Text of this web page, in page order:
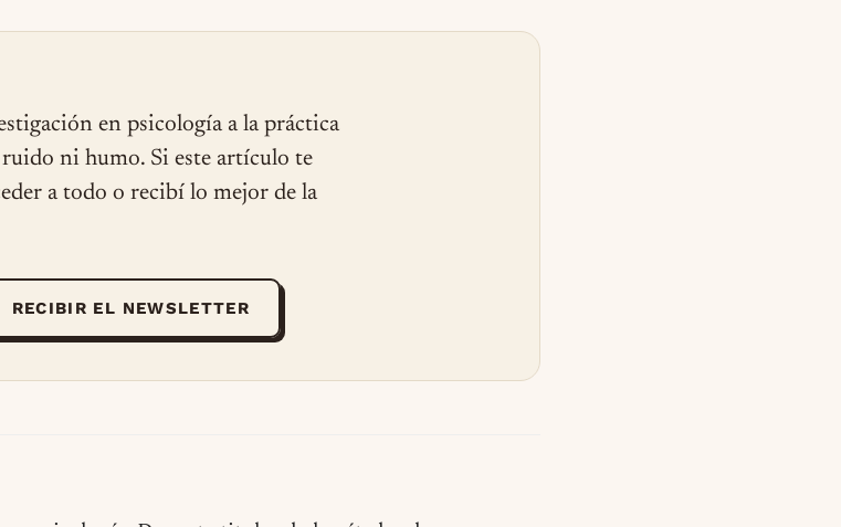
en psicología a la práctica
ni humo. Si este artículo te
a todo o recibí lo mejor de la
RECIBIR EL NEWSLETTER